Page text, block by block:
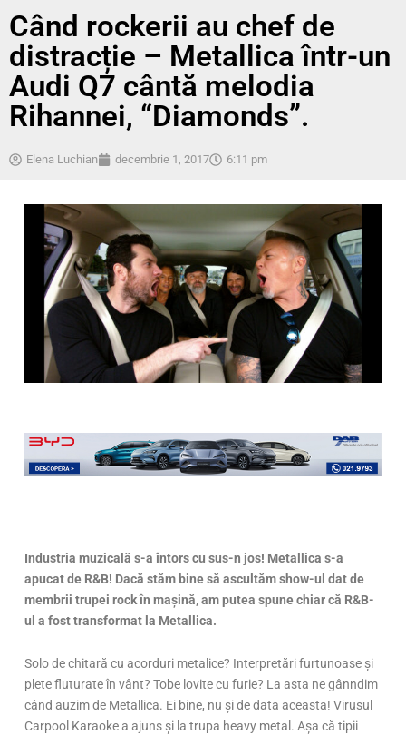
Când rockerii au chef de
distracție – Metallica într-un
Audi Q7 cântă melodia
Rihannei, “Diamonds”.
Elena Luchian decembrie 1, 2017 6:11 pm
Industria muzicală s-a întors cu sus-n jos! Metallica s-a
apucat de R&B! Dacă stăm bine să ascultăm show-ul dat de
membrii trupei rock în mașină, am putea spune chiar că R&B-
ul a fost transformat la Metallica.
Solo de chitară cu acorduri metalice? Interpretări furtunoase și
plete fluturate în vânt? Tobe lovite cu furie? La asta ne gânndim
când auzim de Metallica. Ei bine, nu și de data aceasta! Virusul
Carpool Karaoke a ajuns și la trupa heavy metal. Așa că tipii